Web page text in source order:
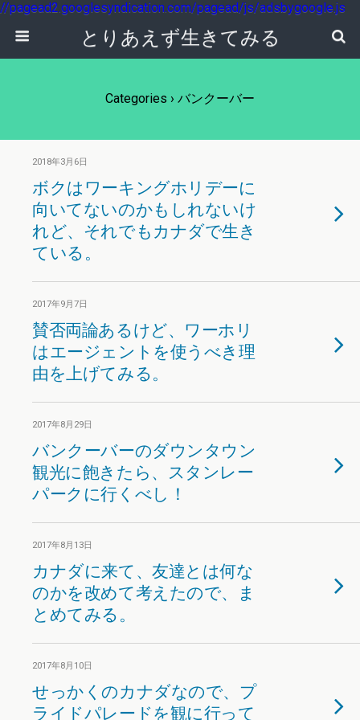
//pagead2.googlesyndication.com/pagead/js/adsbygoogle.js
とりあえず生きてみる
Categories › バンクーバー
2018年3月6日
ボクはワーキングホリデーに
向いてないのかもしれないけ
れど、それでもカナダで生き
ている。
2017年9月7日
賛否両論あるけど、ワーホリ
はエージェントを使うべき理
由を上げてみる。
2017年8月29日
バンクーバーのダウンタウン
観光に飽きたら、スタンレー
パークに行くべし！
2017年8月13日
カナダに来て、友達とは何な
のかを改めて考えたので、ま
とめてみる。
2017年8月10日
せっかくのカナダなので、プ
ライドパレードを観に行って